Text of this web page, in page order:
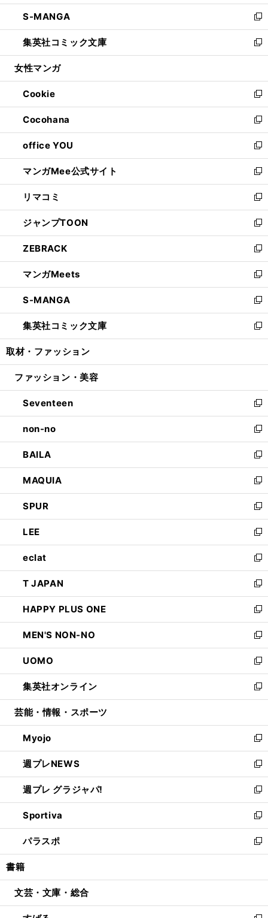
開
く
ウ
で
開
く
ン
ド
ウ
で
開
ウ
ィ
ン
ド
ウ
開
く
し
い
ウ
ィ
ン
ウ
で
開
く
S-MANGA
新
し
い
ウ
ン
ド
ウ
で
開
く
集英社コミック文庫
新
し
ウ
ィ
ン
ド
ウ
で
開
く
女性マンガ
Cookie
新
し
い
ウ
ィ
ン
ド
ウ
で
開
く
Cocohana
新
し
い
ウ
ィ
ン
ド
ウ
で
開
く
office YOU
新
し
い
ウ
ィ
ン
ド
ウ
で
開
く
マンガMee公式サイト
新
し
い
ウ
ィ
ン
ド
ウ
で
開
く
リマコミ
新
し
い
ウ
ィ
ン
ド
ウ
で
開
く
ジャンプTOON
新
し
い
ウ
ィ
ン
ド
ウ
で
開
ZEBRACK
新
し
い
ウ
ィ
ン
ド
ウ
開
マンガMeets
新
し
い
ウ
ィ
ン
ウ
開
く
S-MANGA
新
し
い
ウ
ン
ウ
で
開
く
集英社コミック文庫
新
し
ウ
ン
ド
ウ
で
開
く
取材・ファッション
ファッション・美容
Seventeen
新
し
い
ウ
ィ
ン
ド
ウ
で
開
く
non-no
新
し
い
ウ
ィ
ン
ド
ウ
で
開
く
BAILA
新
し
い
ウ
ィ
ン
ド
ウ
で
開
く
MAQUIA
新
し
い
ウ
ィ
ン
ド
ウ
で
開
く
SPUR
新
し
い
ウ
ィ
ン
ド
ウ
で
開
く
LEE
新
し
い
ウ
ィ
ン
ド
ウ
で
開
く
eclat
新
し
い
ウ
ィ
ン
ド
ウ
で
開
く
T JAPAN
新
し
い
ウ
ィ
ン
ド
ウ
で
開
HAPPY PLUS ONE
新
し
い
ウ
ィ
ン
ド
ウ
開
く
MEN'S NON-NO
新
し
い
ウ
ィ
ン
ウ
で
開
く
UOMO
新
し
い
ウ
ン
ド
ウ
で
開
く
集英社オンライン
新
し
ウ
ィ
ン
ド
ウ
で
開
く
芸能・情報・スポーツ
Myojo
新
し
い
ウ
ィ
ン
ド
ウ
で
開
週プレNEWS
新
し
い
ウ
ィ
ン
ド
ウ
開
週プレ グラジャパ!
新
し
い
ウ
ィ
ン
ウ
開
Sportiva
新
し
い
ウ
ン
ウ
パラスポ
新
し
ウ
ン
書籍
文芸・文庫・総合